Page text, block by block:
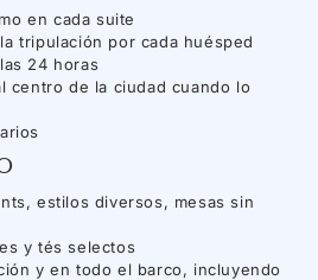
en cada suite
tripulación por cada huésped
24 horas
centro de la ciudad cuando lo
estilos diversos, mesas sin
y tés selectos
y en todo el barco, incluyendo